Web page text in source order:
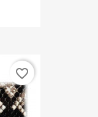
favorite_border